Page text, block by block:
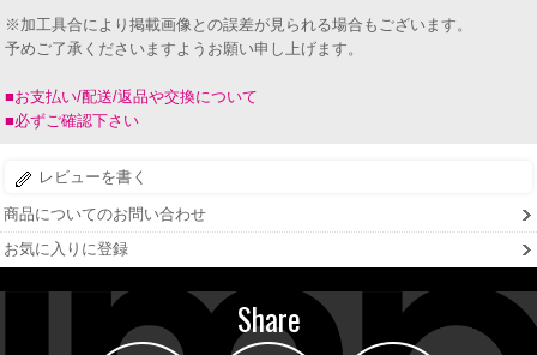
※加工具合により掲載画像との誤差が見られる場合もございます。
予めご了承くださいますようお願い申し上げます。
■お支払い/配送/返品や交換について
■必ずご確認下さい
レビューを書く
商品についてのお問い合わせ
お気に入りに登録
Share